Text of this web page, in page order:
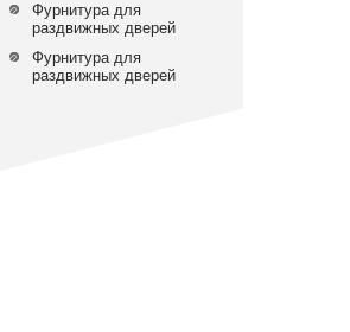
Фурнитура для
раздвижных дверей
Фурнитура для
раздвижных дверей